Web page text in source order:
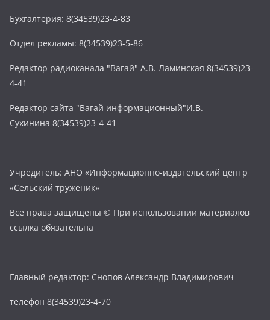
Бухгалтерия: 8(34539)23-4-83
Отдел рекламы: 8(34539)23-5-86
Редактор радиоканала "Вагай" А.В. Ламинская 8(34539)23-
4-41
Редактор сайта "Вагай информационный"И.В.
Сухинина 8(34539)23-4-41
Учредитель: АНО «Информационно-издательский центр
«Сельский труженик»
Все права защищены © При использовании материалов
ссылка обязательна
Главный редактор: Снопов Александр Владимирович
телефон 8(34539)23-4-70